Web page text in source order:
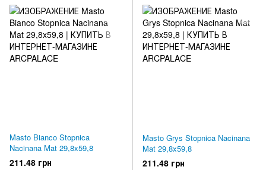
Masto Bianco Stopnica
Nacinana Mat 29,8x59,8
211.48 грн
Masto Grys Stopnica Nacinana
Mat 29,8x59,8
211.48 грн